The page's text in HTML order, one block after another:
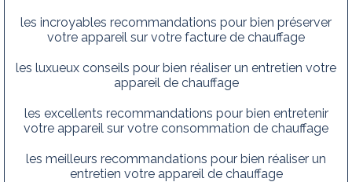
les incroyables recommandations pour bien préserver
votre appareil sur votre facture de chauffage
les luxueux conseils pour bien réaliser un entretien votre
appareil de chauffage
les excellents recommandations pour bien entretenir
votre appareil sur votre consommation de chauffage
les meilleurs recommandations pour bien réaliser un
entretien votre appareil de chauffage